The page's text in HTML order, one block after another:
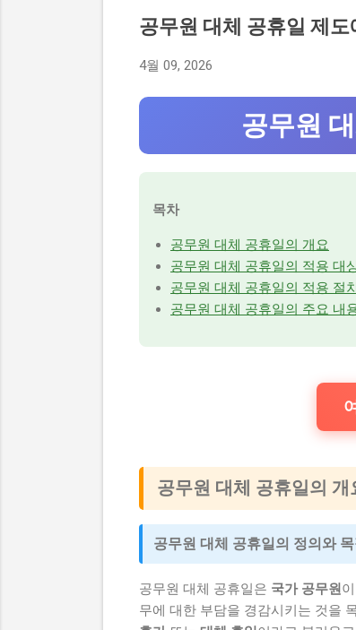
업, 정말 받을 수 있을까? 이 사업이
업은 최대 5천만 원 까지의 기술 보
이 지원사업은 예비 창업자와 초기
공무원 대체 공휴일 제도
4월 09, 2026
공무원
목차
공무원 대체 공휴일의 개요
공무원 대체 공휴일의 적용 대
공무원 대체 공휴일의 적용 절
공무원 대체 공휴일의 주요 내
공무원 대체 공휴일의 개
공무원 대체 공휴일의 정의와 목
공무원 대체 공휴일은 국가 공무원
무에 대한 부담을 경감시키는 것을